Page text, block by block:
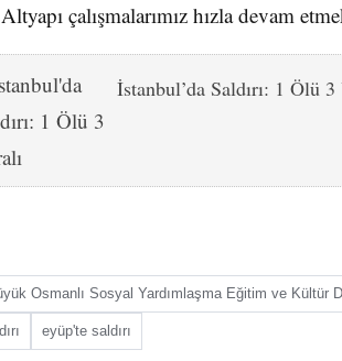
çalışmalarımız hızla devam
İstanbul’da Saldırı: 1 Ölü 3
Osmanlı Sosyal Yardımlaşma Eğitim ve Kültür
eyüp'te saldırı